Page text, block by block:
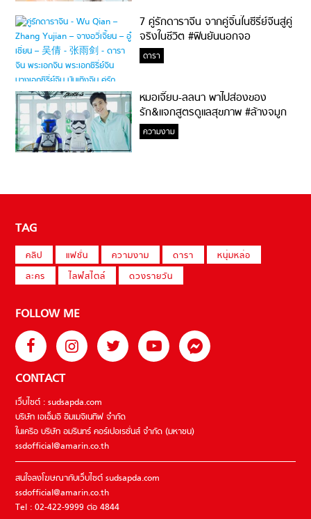
7 คู่รักดาราจีน จากคู่จิ้นในซีรี่ย์จีนสู่คู่
จริงในชีวิต #ฟินยันนอกจอ
ดารา
หมอเจี๊ยบ-ลลนา พาไปส่องของ
รัก&แจกสูตรดูแลสุขภาพ #ล้างจมูก
ไม่ยากจะสอนให้
ความงาม
TAG
คลิป แฟชั่น ความงาม ดารา
หนุ่มหล่อ
ละคร
ไลฟ์สไตล์ ดวงรายวัน
FOLLOW ME
CONTACT
เว็บไซต์ : sudsapda.com
บริษัท เอเอ็มอี อิมเมจิเนทีฟ จำกัด
ในเครือ บริษัท อมรินทร์ คอร์เปอเรชั่นส์ จำกัด (มหาชน)
ssdofficial@amarin.co.th
สนใจลงโฆษณากับเว็บไซต์ sudsapda.com
ssdofficial@amarin.co.th
Tel : 02-422-9999 ต่อ 4844